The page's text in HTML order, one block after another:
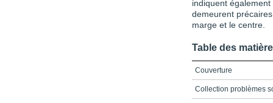
indiquent
demeurent
marge et le centre.
Table des
Couverture
Collection problèmes